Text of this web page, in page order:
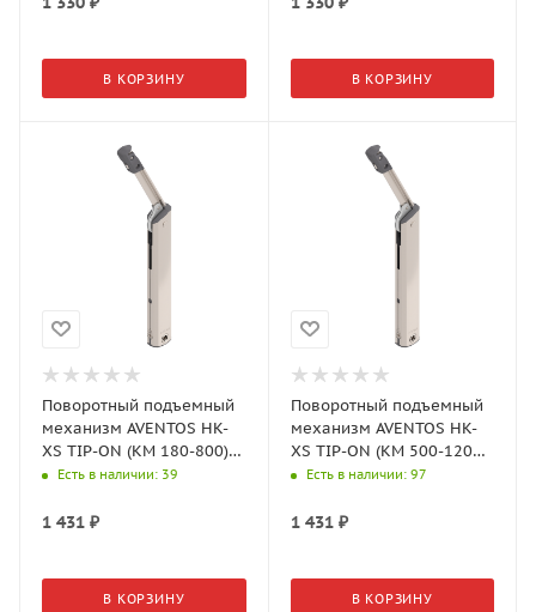
В КОРЗИНУ В КОРЗИНУ
Поворотный подъемный
механизм AVENTOS HK-
XS TIP-ON (КМ 180-800)
20K1101T
Есть в наличии: 39
1 431 ₽
В КОРЗИНУ
Поворотный подъемный
механизм AVENTOS HK-
XS TIP-ON (КМ 500-1200)
20K1301T
Есть в наличии: 97
1 431₽
В КОРЗИНУ